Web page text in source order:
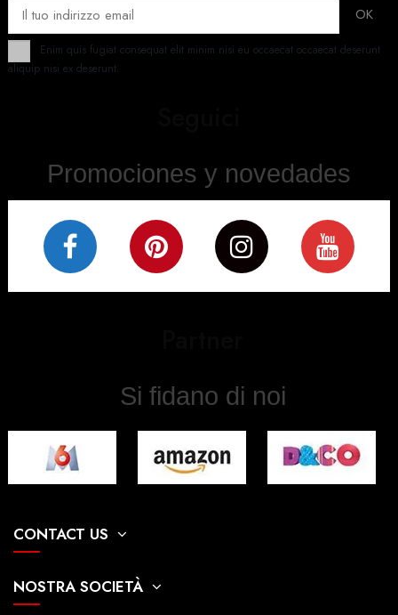
Si fidano di noi
Promociones y novedades
Enim quis fugiat consequat elit minim nisi eu occaecat occaecat deserunt
aliquip nisi ex deserunt.
CONTACT US
NOSTRA SOCIETÀ